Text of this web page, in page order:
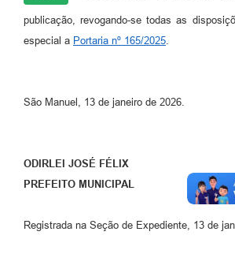
publicação, revogando-se todas as
especial a Portaria nº 165/2025.
São Manuel, 13 de janeiro de 2026.
ODIRLEI JOSÉ FÉLIX
PREFEITO MUNICIPAL
Registrada na Seção de Expediente, 13 de